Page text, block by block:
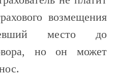
возмещения
место до
но он может